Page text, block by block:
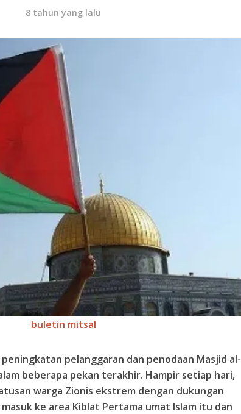
8 tahun yang lalu
buletin mitsal
pelanggaran dan penodaan Masjid al-
beberapa pekan terakhir. Hampir setiap hari,
warga Zionis ekstrem dengan dukungan
ke area Kiblat Pertama umat Islam itu dan